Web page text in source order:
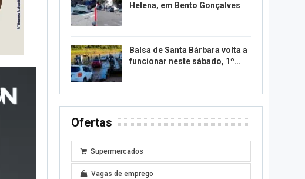
Helena, em Bento Gonçalves
Balsa de Santa Bárbara volta a
funcionar neste sábado, 1º…
Ofertas
Supermercados
Vagas de emprego